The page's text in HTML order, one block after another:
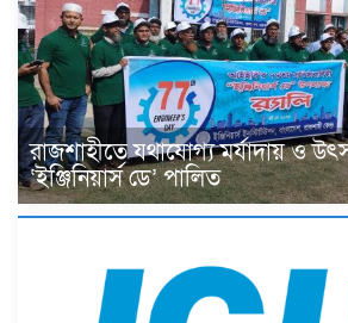
রাজশাহীতে যথাযোগ্য মর্যাদায় ও
‘ইঞ্জিনিয়ার্স ডে’ পালিত